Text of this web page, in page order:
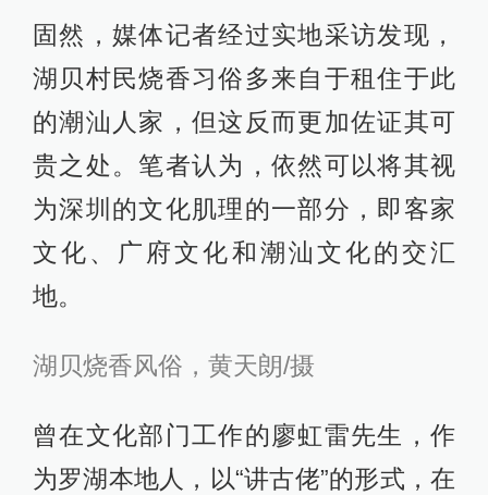
固然，媒体记者经过实地采访发现，
湖贝村民烧香习俗多来自于租住于此
的潮汕人家，但这反而更加佐证其可
贵之处。笔者认为，依然可以将其视
为深圳的文化肌理的一部分，即客家
文化、广府文化和潮汕文化的交汇
地。
湖贝烧香风俗，黄天朗/摄
曾在文化部门工作的廖虹雷先生，作
为罗湖本地人，以“讲古佬”的形式，在